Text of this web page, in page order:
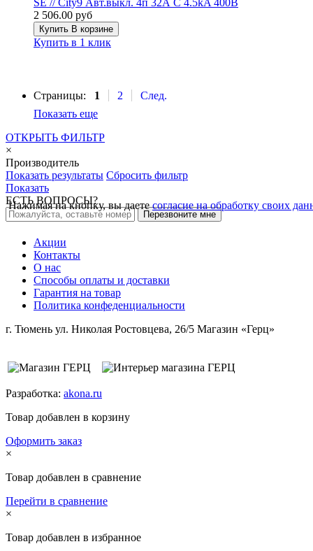
2 506.00 руб
Купить В корзине
Купить в 1 клик
Страницы: 1 2
След.
Показать еще
ОТКРЫТЬ ФИЛЬТР
×
Производитель
Показать результаты Сбросить фильтр
Показать
ЕСТЬ ВОПРОСЫ?
Перезвоните мне
Нажимая на кнопку, вы даетесогласие на обработку своих
Акции
Контакты
О нас
Способы оплаты и доставки
Гарантия на товар
Политика конфеденциальности
г. Тюмень ул. Николая Ростовцева, 26/5 Магазин «Герц»
Разработка: akona.ru
Товар добавлен в корзину
Оформить заказ
×
Товар добавлен в сравнение
Перейти в сравнение
×
Товар добавлен в избранное